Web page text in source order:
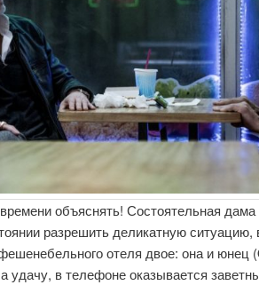
объяснять! Состоятельная дама
разрешить деликатную ситуацию,
отеля двое: она и юнец (
удачу, в телефоне оказывается